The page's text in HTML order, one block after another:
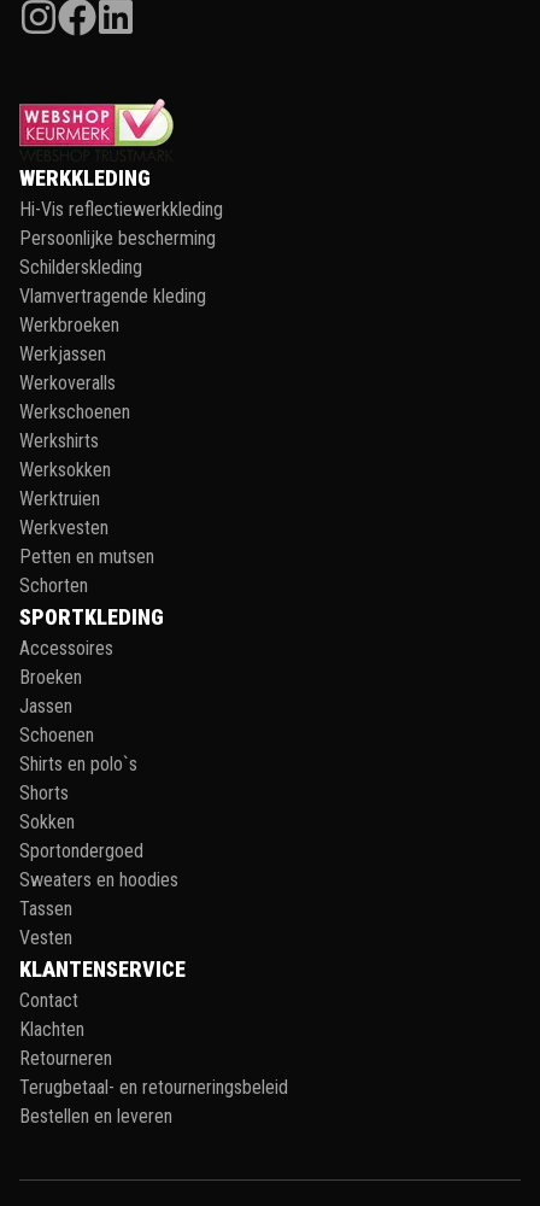
WERKKLEDING
Hi-Vis reflectiewerkkleding
Persoonlijke bescherming
Schilderskleding
Vlamvertragende kleding
Werkbroeken
Werkjassen
Werkoveralls
Werkschoenen
Werkshirts
Werksokken
Werktruien
Werkvesten
Petten en mutsen
Schorten
SPORTKLEDING
Accessoires
Broeken
Jassen
Schoenen
Shirts en polo`s
Shorts
Sokken
Sportondergoed
Sweaters en hoodies
Tassen
Vesten
KLANTENSERVICE
Contact
Klachten
Retourneren
Terugbetaal- en retourneringsbeleid
Bestellen en leveren